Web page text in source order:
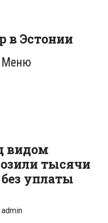
в Эстонии
Меню
видом
тысячи
уплаты
admin